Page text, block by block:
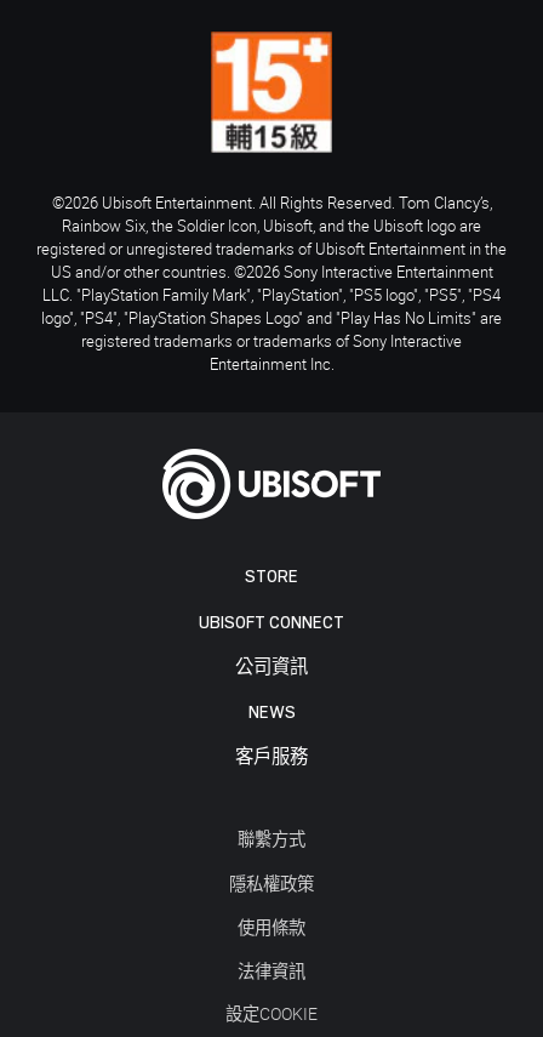
STORE
UBISOFT CONNECT
公司資訊
NEWS
客戶服務
聯繫方式
隱私權政策
使用條款
法律資訊
設定COOKIE
©2026 Ubisoft Entertainment. All Rights Reserved. Tom Clancy’s,
Rainbow Six, the Soldier Icon, Ubisoft, and the Ubisoft logo are
registered or unregistered trademarks of Ubisoft Entertainment in the
US and/or other countries. ©2026 Sony Interactive Entertainment
LLC. "PlayStation Family Mark", "PlayStation", "PS5 logo", "PS5", "PS4
logo", "PS4", "PlayStation Shapes Logo" and "Play Has No Limits" are
registered trademarks or trademarks of Sony Interactive
Entertainment Inc.